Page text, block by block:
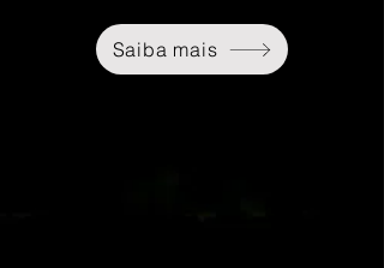
Saiba mais